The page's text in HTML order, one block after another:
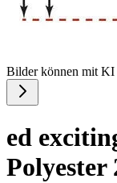
Bilder können mit KI
ed
Polyester